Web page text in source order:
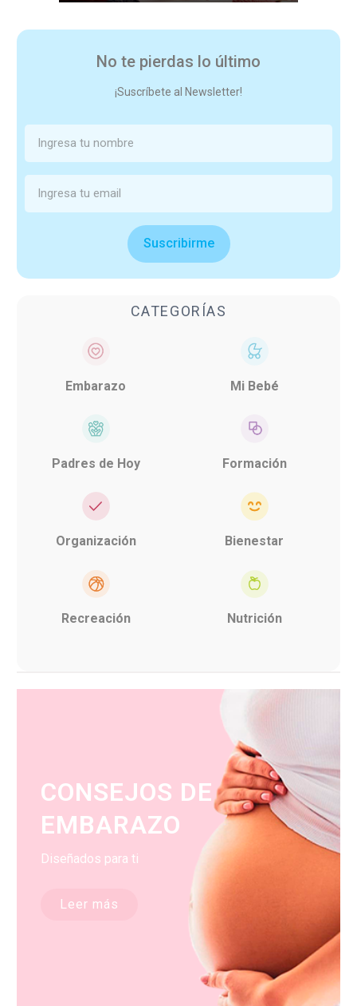
No te pierdas lo último
¡Suscríbete al Newsletter!
Suscribirme
CATEGORÍAS
Embarazo Mi Bebé
Padres de Hoy Formación
Organización Bienestar
Recreación Nutrición
CONSEJOS DE
EMBARAZO
Diseñados para ti
Leer más